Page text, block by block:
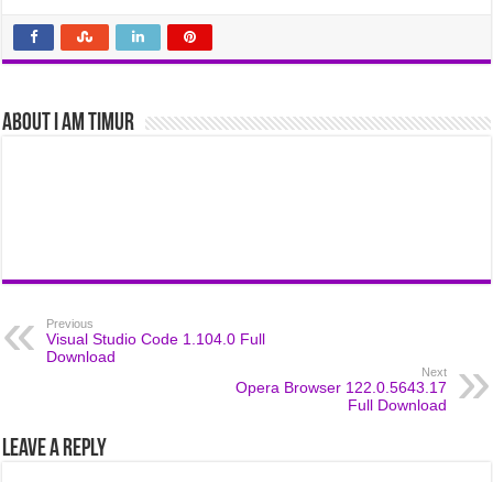
About I am Timur
Previous
Visual Studio Code 1.104.0 Full
Download
Next
Opera Browser 122.0.5643.17
Full Download
Leave a Reply